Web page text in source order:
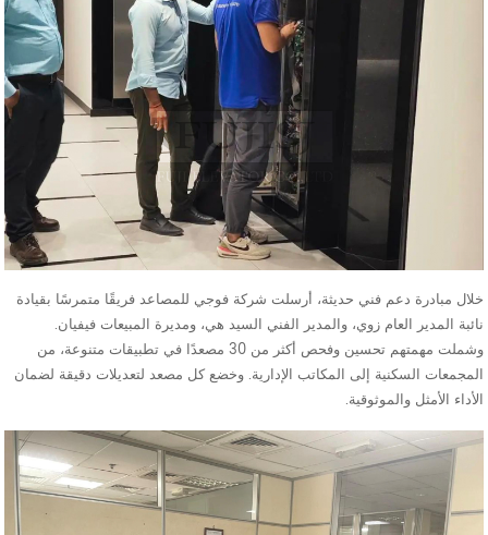
خلال مبادرة دعم فني حديثة، أرسلت شركة فوجي للمصاعد فريقًا متمرسًا بقيادة
نائبة المدير العام زوي، والمدير الفني السيد هي، ومديرة المبيعات فيفيان.
وشملت مهمتهم تحسين وفحص أكثر من 30 مصعدًا في تطبيقات متنوعة، من
المجمعات السكنية إلى المكاتب الإدارية. وخضع كل مصعد لتعديلات دقيقة لضمان
الأداء الأمثل والموثوقية.